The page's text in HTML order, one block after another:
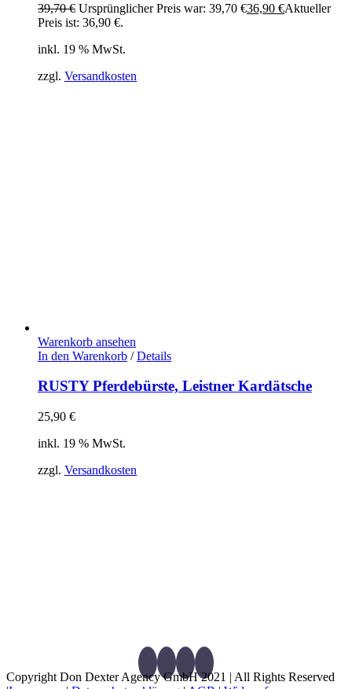
39,70€ Ursprünglicher Preis war: 39,70 €36,90 €Aktueller
Preis ist: 36,90 €.
inkl. 19 % MwSt.
zzgl. Versandkosten
Warenkorb ansehen
In den Warenkorb / Details
RUSTY Pferdebürste, Leistner Kardätsche
25,90 €
inkl. 19 % MwSt.
zzgl. Versandkosten
Zertifizierte AOE-Therapeutin nach Dr. C. Torp
Copyright Don Dexter Agency GmbH 2021 | All Rights Reserved